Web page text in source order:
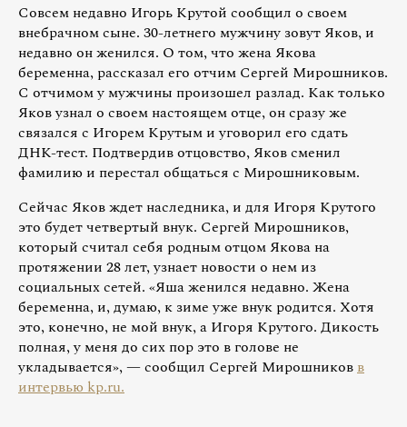
Совсем недавно Игорь Крутой сообщил о своем
внебрачном сыне. 30-летнего мужчину зовут Яков, и
недавно он женился. О том, что жена Якова
беременна, рассказал его отчим Сергей Мирошников.
С отчимом у мужчины произошел разлад. Как только
Яков узнал о своем настоящем отце, он сразу же
связался с Игорем Крутым и уговорил его сдать
ДНК-тест. Подтвердив отцовство, Яков сменил
фамилию и перестал общаться с Мирошниковым.
Сейчас Яков ждет наследника, и для Игоря Крутого
это будет четвертый внук. Сергей Мирошников,
который считал себя родным отцом Якова на
протяжении 28 лет, узнает новости о нем из
социальных сетей. «Яша женился недавно. Жена
беременна, и, думаю, к зиме уже внук родится. Хотя
это, конечно, не мой внук, а Игоря Крутого. Дикость
полная, у меня до сих пор это в голове не
укладывается», — сообщил Сергей Мирошников в
интервью kp.ru.